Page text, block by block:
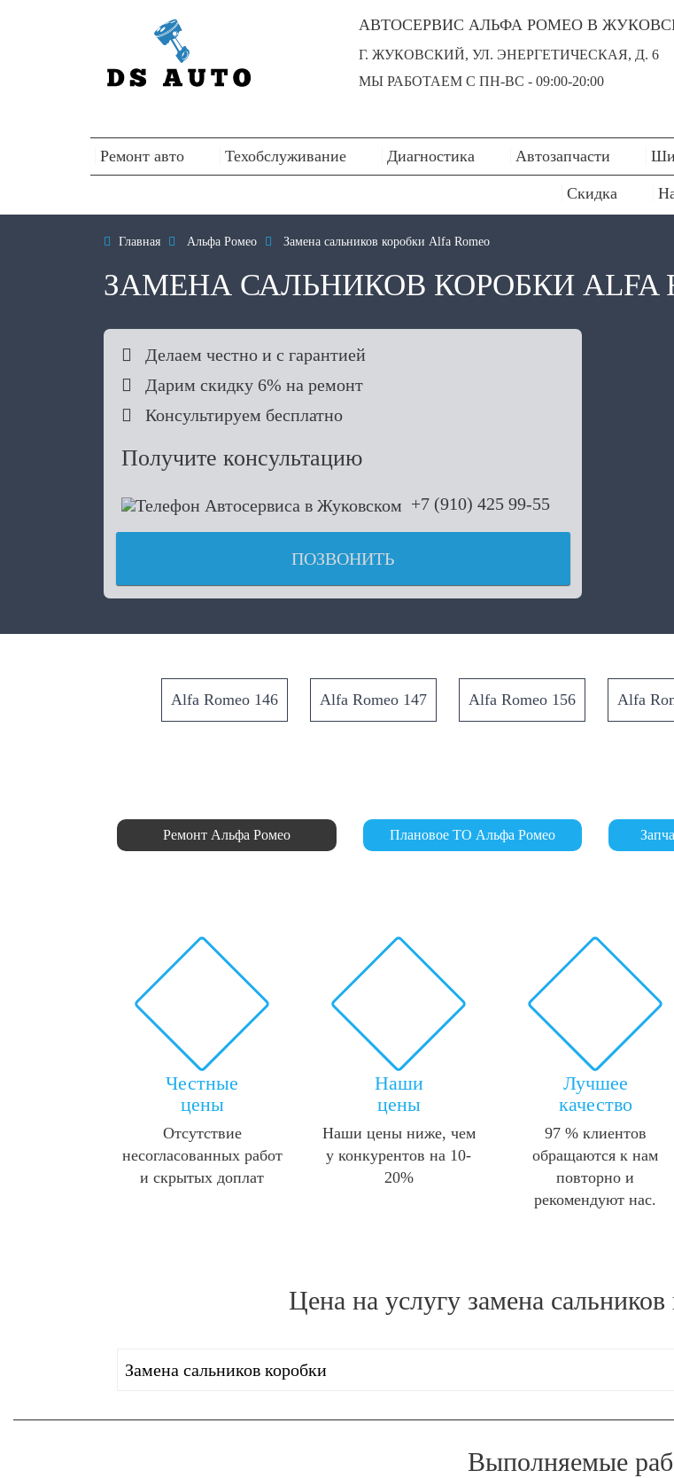
АВТОСЕРВИС АЛЬФА РОМЕО В
Г. ЖУКОВСКИЙ, УЛ. ЭНЕРГЕТИЧЕСКАЯ, Д. 6
МЫ РАБОТАЕМ С ПН-ВC - 09:00-20:00
Ремонт авто Техобслуживание Диагностика Автозапчасти
Скидка
 Главная  Альфа Ромео  Замена сальников коробки Alfa Romeo
ЗАМЕНА САЛЬНИКОВ КОРОБКИ ALFA
 Делаем честно и с гарантией
 Дарим скидку 6% на ремонт
 Консультируем бесплатно
Получите консультацию
+7 (910) 425 99-55
ПОЗВОНИТЬ
Alfa Romeo 146 Alfa Romeo 147 Alfa Romeo 156 Alfa
Ремонт Альфа Ромео Плановое ТО Альфа Ромео
Честные
цены
Отсутствие
несогласованных работ
и скрытых доплат
Наши
цены
Наши цены ниже, чем
у конкурентов на 10-
20%
Лучшее
качество
97 % клиентов
обращаются к нам
повторно и
рекомендуют нас.
Цена на услугу замена
Замена сальников коробки
Выполняемые